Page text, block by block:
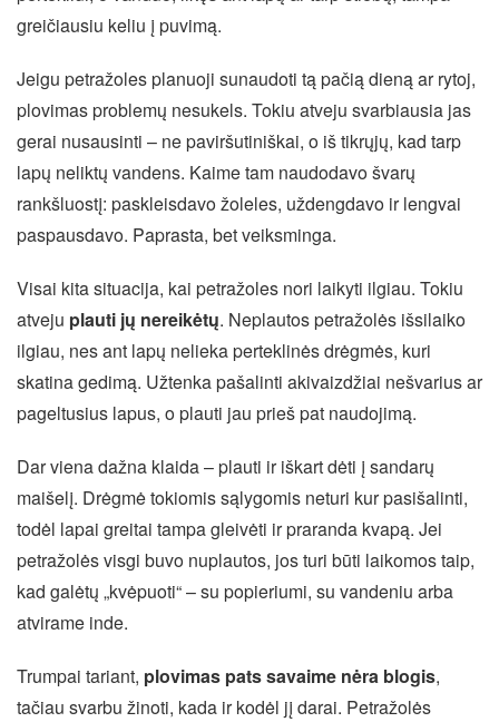
greičiausiu keliu į puvimą.
Jeigu petražoles planuoji sunaudoti tą pačią dieną ar rytoj,
plovimas problemų nesukels. Tokiu atveju svarbiausia jas
gerai nusausinti – ne paviršutiniškai, o iš tikrųjų, kad tarp
lapų neliktų vandens. Kaime tam naudodavo švarų
rankšluostį: paskleisdavo žoleles, uždengdavo ir lengvai
paspausdavo. Paprasta, bet veiksminga.
Visai kita situacija, kai petražoles nori laikyti ilgiau. Tokiu
atveju plauti jų nereikėtų. Neplautos petražolės išsilaiko
ilgiau, nes ant lapų nelieka perteklinės drėgmės, kuri
skatina gedimą. Užtenka pašalinti akivaizdžiai nešvarius ar
pageltusius lapus, o plauti jau prieš pat naudojimą.
Dar viena dažna klaida – plauti ir iškart dėti į sandarų
maišelį. Drėgmė tokiomis sąlygomis neturi kur pasišalinti,
todėl lapai greitai tampa gleivėti ir praranda kvapą. Jei
petražolės visgi buvo nuplautos, jos turi būti laikomos taip,
kad galėtų „kvėpuoti“ – su popieriumi, su vandeniu arba
atvirame inde.
Trumpai tariant, plovimas pats savaime nėra blogis,
tačiau svarbu žinoti, kada ir kodėl jį darai. Petražolės